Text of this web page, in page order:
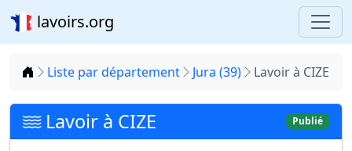
lavoirs.org
Accueil
Liste par département Jura (39) Lavoir à CIZE
Lavoir à CIZE Publié